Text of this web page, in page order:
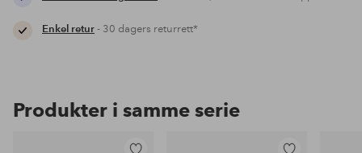
Enkel retur- 30 dagers returrett*
Produkter i samme serie